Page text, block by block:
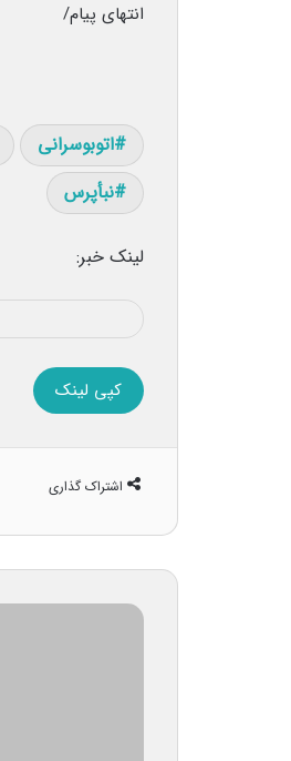
انتهای پیام/
اتوبوسرانی
نبأپرس
لینک خبر:
کپی لینک
اشتراک گذاری